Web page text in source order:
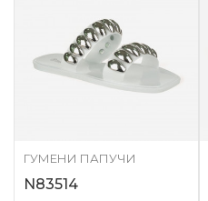
ГУМЕНИ ПАПУЧИ
N83514